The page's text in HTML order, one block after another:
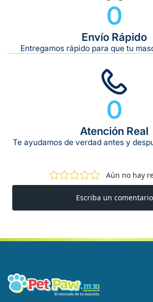
0
Envío Rápido
Entregamos rápido para que tu
0
Atención Real
Te ayudamos de verdad antes y